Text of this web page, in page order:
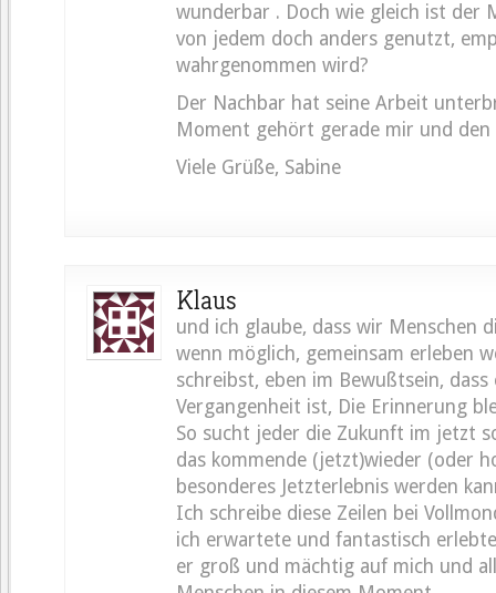
wunderbar . Doch wie gleich ist der
von jedem doch anders genutzt,
wahrgenommen wird?
Der Nachbar hat seine Arbeit
Moment gehört gerade mir und
Viele Grüße, Sabine
Klaus
und ich glaube, dass wir Menschen
wenn möglich, gemeinsam erleben
schreibst, eben im Bewußtsein, dass
Vergangenheit ist, Die Erinnerung
So sucht jeder die Zukunft im jetzt
das kommende (jetzt)wieder (oder
besonderes Jetzterlebnis werden
Ich schreibe diese Zeilen bei
ich erwartete und fantastisch
er groß und mächtig auf mich und